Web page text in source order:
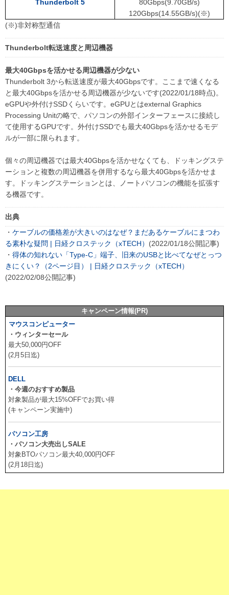
Thunderbolt 5
80Gbps(9.70GB/s)
120Gbps(14.55GB/s)(※)
(※)非対称型通信
Thunderbolt転送速度と周辺機器
最大40Gbpsを活かせる周辺機器が少ない
Thunderbolt 3から転送速度が最大40Gbpsです。ここまで速くなる
と最大40Gbpsを活かせる周辺機器が少ないです(2022/01/18時点)。
eGPUや外付けSSDくらいです。eGPUとはexternal Graphics
Processing Unitの略で、パソコンの外部インターフェースに接続し
て使用するGPUです。外付けSSDでも最大40Gbpsを活かせるモデ
ルが一部に限られます。
個々の周辺機器では最大40Gbpsを活かせなくても、ドッキングステ
ーションと複数の周辺機器を併用するなら最大40Gbpsを活かせま
す。ドッキングステーションとは、ノートパソコンの機能を拡張す
る機器です。
出典
・ ケーブルの価格差が大きいのはなぜ？まだあるケーブルにまつわ
る素朴な疑問 | 日経クロステック（xTECH） (2022/01/18公開記事)
・ 得体の知れない「Type-C」端子、旧来のUSBと比べてなぜとっつ
きにくい？（2ページ目） | 日経クロステック（xTECH）
(2022/02/08公開記事)
キャンペーン情報(PR)
マウスコンピューター
・ウィンターセール
最大50,000円OFF
(2月5日迄)
DELL
・今週のおすすめ製品
対象製品が最大15%OFFでお買い得
(キャンペーン実施中)
パソコン工房
・パソコン大売出しSALE
対象BTOパソコン最大40,000円OFF
(2月18日迄)